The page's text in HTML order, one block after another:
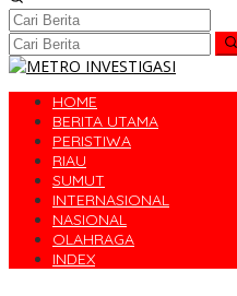
HOME
BERITA UTAMA
PERISTIWA
RIAU
SUMUT
INTERNASIONAL
NASIONAL
OLAHRAGA
INDEX